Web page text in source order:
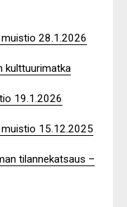
28.1.2026
kulttuurimatka
19.1.2026
15.12.2025
tilannekatsaus –